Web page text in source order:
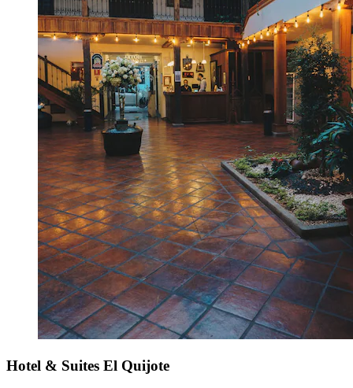
Hotel & Suites El Quijote